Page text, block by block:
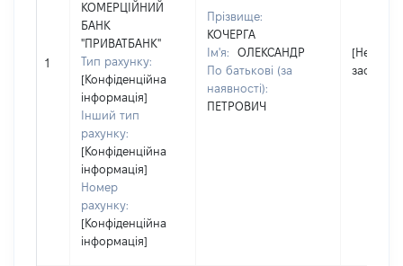
1
КОМЕРЦІЙНИЙ
БАНК
"ПРИВАТБАНК"
Тип рахунку:
[Конфіденційна
інформація]
Інший тип
рахунку:
[Конфіденційна
інформація]
Номер
рахунку:
[Конфіденційна
інформація]
Прізвище:
КОЧЕРГА
Ім'я:
ОЛЕКСАНДР
По батькові (за
наявності):
ПЕТРОВИЧ
[Не